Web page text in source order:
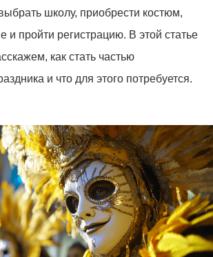
школу, приобрести костюм,
и пройти регистрацию. В этой статье
как стать частью
и что для этого потребуется.